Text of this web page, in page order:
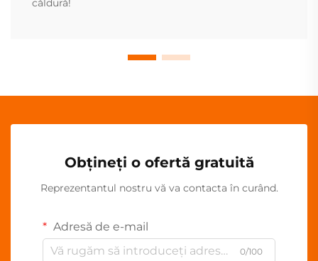
căldură!
Obțineți o ofertă gratuită
Reprezentantul nostru vă va contacta în curând.
Adresă de e-mail
0/100